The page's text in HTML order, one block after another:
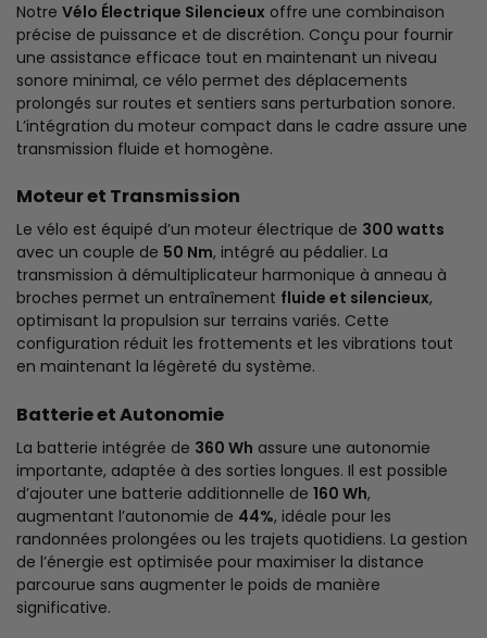
Notre Vélo Électrique Silencieux offre une combinaison
précise de puissance et de discrétion. Conçu pour fournir
une assistance efficace tout en maintenant un niveau
sonore minimal, ce vélo permet des déplacements
prolongés sur routes et sentiers sans perturbation sonore.
L’intégration du moteur compact dans le cadre assure une
transmission fluide et homogène.
Moteur et Transmission
Le vélo est équipé d’un moteur électrique de 300 watts
avec un couple de 50 Nm, intégré au pédalier. La
transmission à démultiplicateur harmonique à anneau à
broches permet un entraînement fluide et silencieux,
optimisant la propulsion sur terrains variés. Cette
configuration réduit les frottements et les vibrations tout
en maintenant la légèreté du système.
Batterie et Autonomie
La batterie intégrée de 360 Wh assure une autonomie
importante, adaptée à des sorties longues. Il est possible
d’ajouter une batterie additionnelle de 160 Wh,
augmentant l’autonomie de 44%, idéale pour les
randonnées prolongées ou les trajets quotidiens. La gestion
de l’énergie est optimisée pour maximiser la distance
parcourue sans augmenter le poids de manière
significative.